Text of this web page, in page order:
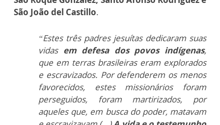
São João del Castillo.
“Estes três padres jesuítas dedicaram suas
vidas em defesa dos povos indígenas,
que em terras brasileiras eram explorados
e escravizados. Por defenderem os menos
favorecidos, estes missionários foram
perseguidos, foram martirizados, por
aqueles que, em busca do poder, matavam